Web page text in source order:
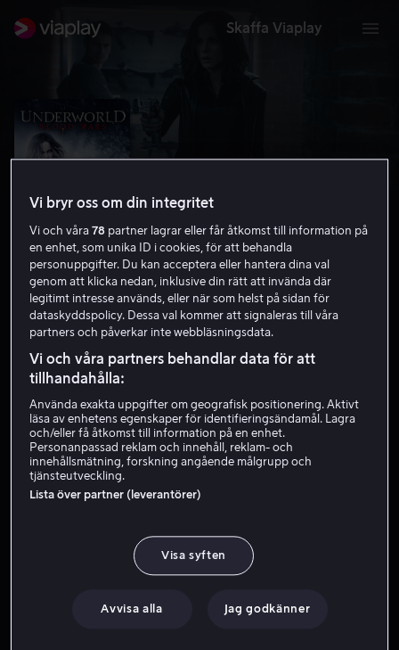
Skaffa Viaplay
Underworld: Blood Wars
UHD
Hyr 49 kr
Köp 109 kr
Vampyrkrigaren Selene ställs återigen inför ett våldsamt
Vampyrkrigaren Selene ställs återigen inför ett våldsamt
hot – både från lykanerna och de vampyrer som
Vi bryr oss om din integritet
Vi och våra78 partner lagrar eller får åtkomst till information på
en enhet, som unika ID i cookies, för att behandla
personuppgifter. Du kan acceptera eller hantera dina val
genom att klicka nedan, inklusive din rätt att invända där
legitimt intresse används, eller när som helst på sidan för
dataskyddspolicy. Dessa val kommer att signaleras till våra
partners och påverkar inte webbläsningsdata.
Vi och våra partners behandlar data för att
tillhandahålla:
Använda exakta uppgifter om geografisk positionering. Aktivt
läsa av enhetens egenskaper för identifieringsändamål. Lagra
och/eller få åtkomst till information på en enhet.
Personanpassad reklam och innehåll, reklam- och
innehållsmätning, forskning angående målgrupp och
tjänsteutveckling.
Lista över partner (leverantörer)
Visa syften
Avvisa alla Jag godkänner